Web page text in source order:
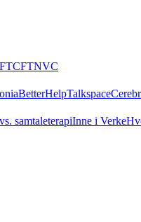
CFTNVC
BetterHelpTalkspace
samtaleterapiInne i Verke